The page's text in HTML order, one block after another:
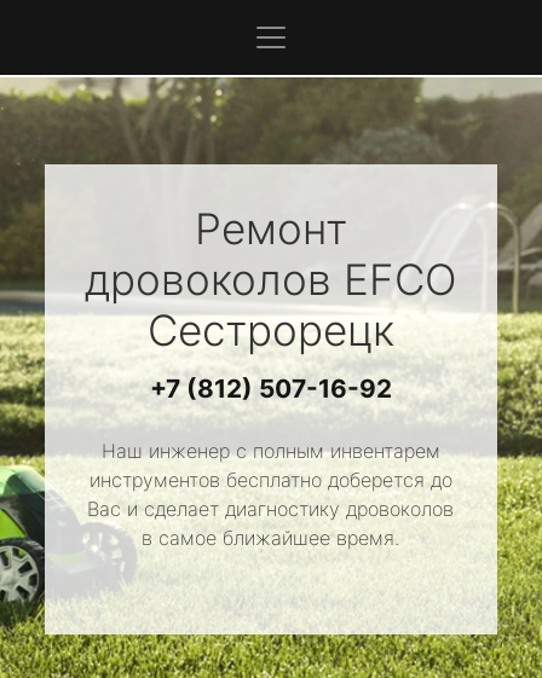
Ремонт
дровоколов EFCO
Сестрорецк
+7 (812) 507-16-92
Наш инженер с полным инвентарем
инструментов бесплатно доберется до
Вас и сделает диагностику дровоколов
в самое ближайшее время.